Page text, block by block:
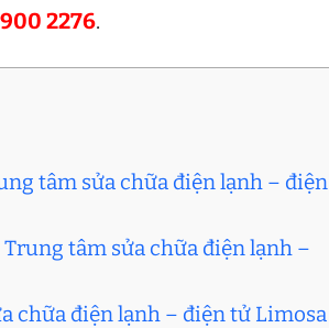
2276.
tâm sửa chữa điện lạnh – điện
tâm sửa chữa điện lạnh –
chữa điện lạnh – điện tử Limosa